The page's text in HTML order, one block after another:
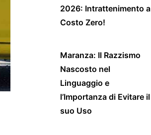
2026: Intrattenimento a
Costo Zero!
Maranza: Il Razzismo
Nascosto nel
Linguaggio e
l’Importanza di Evitare il
suo Uso